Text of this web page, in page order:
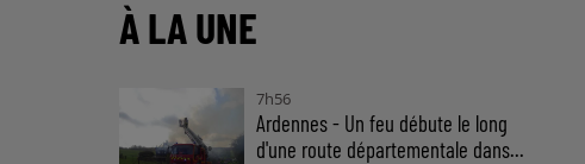
À LA UNE
7h56
Ardennes - Un feu débute le long
d'une route départementale dans...